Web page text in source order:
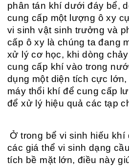
phân tán khí dưới đáy bể,
cung cấp một lượng ô xy
vi sinh vật sinh trưởng và
cấp ô xy là chúng ta đang
xử lý cơ học, khi dòng
cung cấp khí vào trong
dụng một diện tích cực
máy thổi khí để cung cấp
để xử lý hiệu quả các tạp
Ở trong bể vi sinh hiếu
các giá thể vi sinh dạng
tích bề mặt lớn, điều này